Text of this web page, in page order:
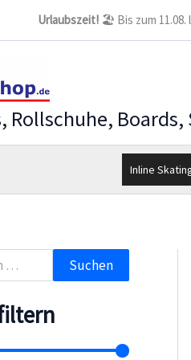
Urlaubszeit! 🏖️ Bis zum 11.08.
Rollschuhe,
Inline
Suchen